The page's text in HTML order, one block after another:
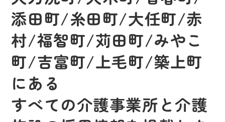
添田町/糸田町/大任町/赤
村/福智町/苅田町/みやこ
町/吉富町/上毛町/築上町
にある
すべての介護事業所と介護